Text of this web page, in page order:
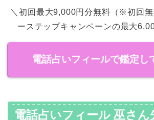
＼初回最大9,000円分無料（※初回無
ーステップキャンペーンの最大
電話占いフィールで鑑定し
電話占いフィール 巫さん